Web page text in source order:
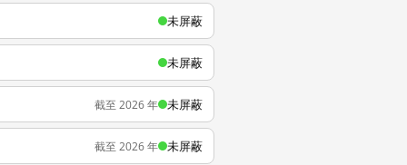
未屏蔽
未屏蔽
截至 2026 年 未屏蔽
截至 2026 年 未屏蔽